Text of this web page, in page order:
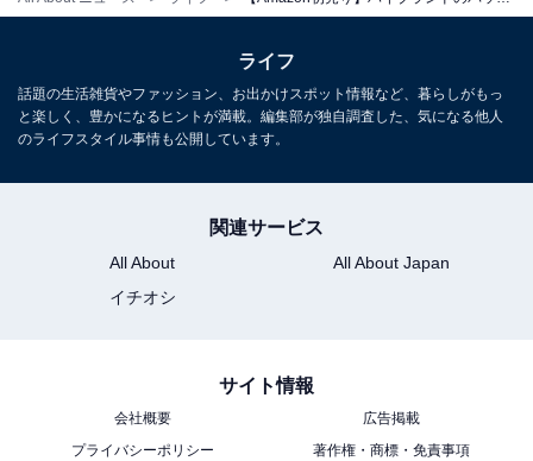
MARC JACOBS（マークジェイコブス）バッグ3点セット（出典：
ライフ
話題の生活雑貨やファッション、お出かけスポット情報など、暮らしがもっ
と楽しく、豊かになるヒントが満載。編集部が独自調査した、気になる他人
のライフスタイル事情も公開しています。
関連サービス
All About
All About Japan
イチオシ
サイト情報
会社概要
広告掲載
プライバシーポリシー
著作権・商標・免責事項